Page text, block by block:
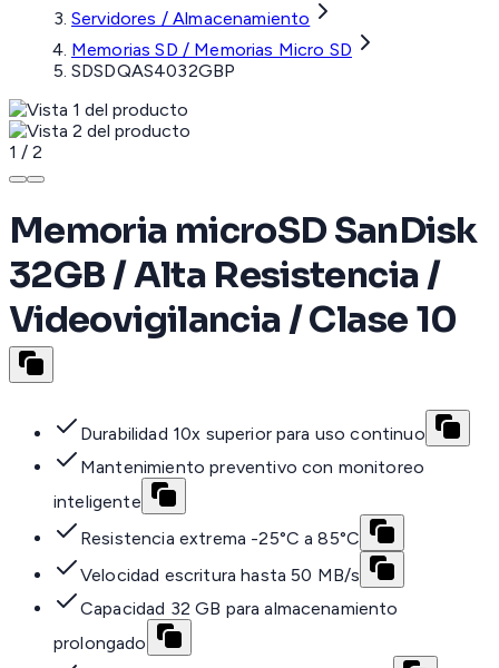
Servidores / Almacenamiento
Memorias SD / Memorias Micro SD
SDSDQAS4032GBP
1 / 2
Memoria microSD SanDisk
32GB / Alta Resistencia /
Videovigilancia / Clase 10
Durabilidad 10x superior para uso continuo
Mantenimiento preventivo con monitoreo
inteligente
Resistencia extrema -25°C a 85°C
Velocidad escritura hasta 50 MB/s
Capacidad 32 GB para almacenamiento
prolongado